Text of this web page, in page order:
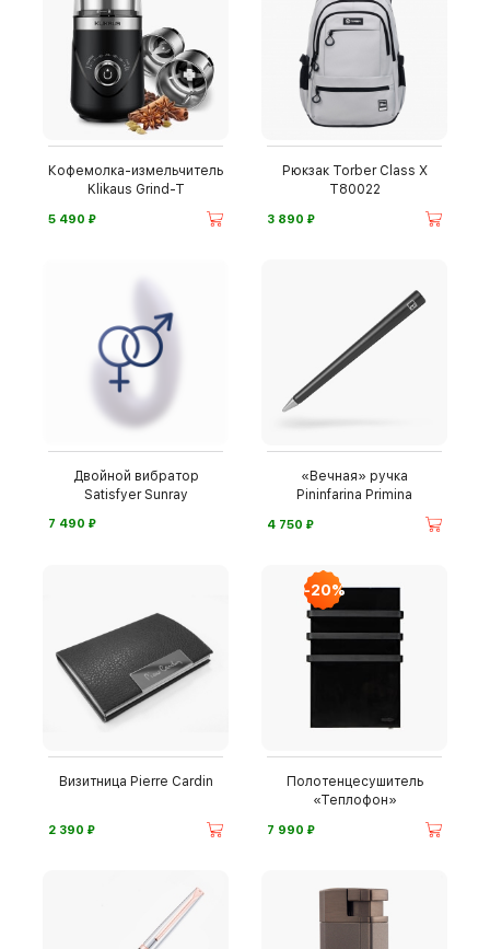
Кофемолка-измельчитель
Klikaus Grind-T
5 490 ⃏
Рюкзак Torber Class X
T80022
3 890 ⃏
Двойной вибратор
Satisfyer Sunray
7 490 ⃏
«Вечная» ручка
Pininfarina Primina
4 750 ⃏
Визитница Pierre Cardin
2 390 ⃏
-20%
Полотенцесушитель
«Теплофон»
7 990 ⃏